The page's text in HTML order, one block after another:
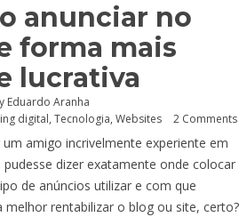
anunciar no
forma mais
lucrativa
Eduardo Aranha
digital, Tecnologia, Websites 2 Comments
amigo incrivelmente experiente em
dizer exatamente onde colocar
de anúncios utilizar e com que
melhor rentabilizar o blog ou site, certo?